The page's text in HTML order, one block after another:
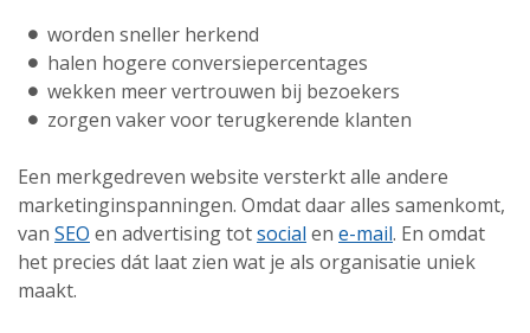
worden sneller herkend
halen hogere conversiepercentages
wekken meer vertrouwen bij bezoekers
zorgen vaker voor terugkerende klanten
Een merkgedreven website versterkt alle andere
marketinginspanningen. Omdat daar alles samenkomt,
van SEO en advertising totsocial en e-mail. En omdat
het precies dát laat zien wat je als organisatie uniek
maakt.